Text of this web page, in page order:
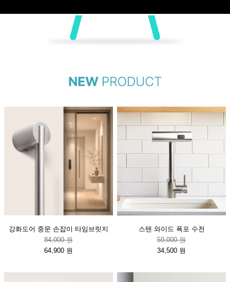
강화도어 중문 손잡이 타임브릿지
84,000 원
64,900 원
스텐 와이드 폭포 수전
59,000 원
34,500 원